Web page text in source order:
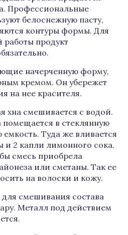
Профессиональные
белоснежную пасту,
контуры формы. Для
работы продукт
начерченную форму,
кремом. Он убережет
на нее красителя.
хна смешивается с водой.
помещается в стеклянную
Туда же вливается
и 2 капли лимонного сока.
смесь приобрела
или сметаны. Так ее
на волоски и кожу.
для смешивания состава
Металл под действием